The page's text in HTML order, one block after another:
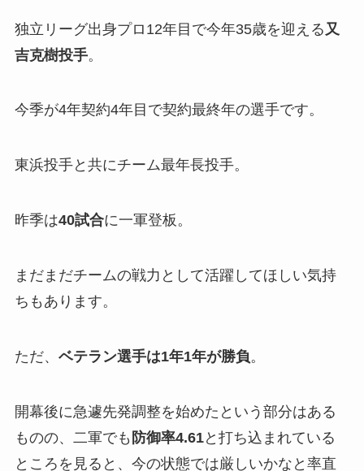
独立リーグ出身プロ12年目で今年35歳を迎える 又
吉克樹投手。
今季が4年契約4年目で契約最終年の選手です。
東浜投手と共にチーム最年長投手。
昨季は40試合に一軍登板。
まだまだチームの戦力として活躍してほしい気持
ちもあります。
ただ、 ベテラン選手は1年1年が勝負 。
開幕後に急遽先発調整を始めたという部分はある
ものの、二軍でも 防御率4.61と打ち込まれている
ところを見ると、今の状態では厳しいかなと率直